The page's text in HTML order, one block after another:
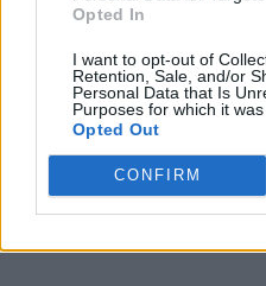
Opted In
I want to opt-out of
Retention, Sale, and/or
Personal Data that Is
Purposes for which it was
Opted Out
CONFIRM
PNCR (Terheș)
FAR (Coarnă)
România pe Primul Loc
Altul